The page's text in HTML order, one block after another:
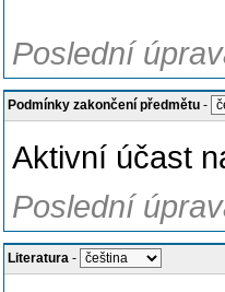
Poslední
Podmínky zakončení předmětu -
Aktivní účast
Poslední
Literatura -